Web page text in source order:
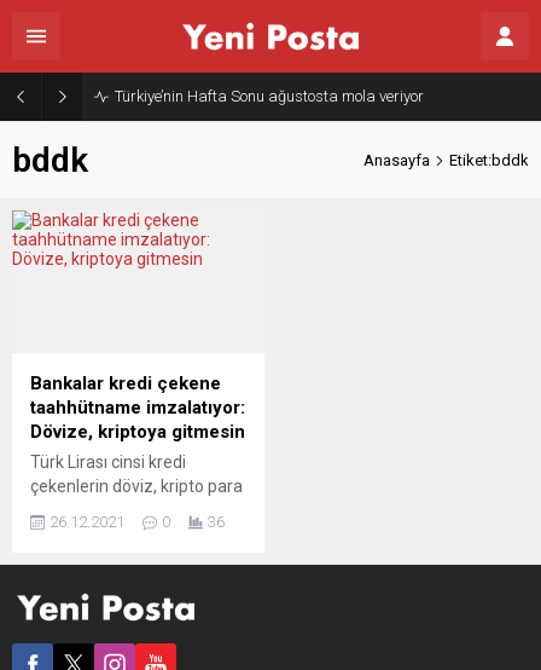
Türkiye’nin Hafta Sonu ağustosta mola veriyor
bddk Anasayfa Etiket:bddk
Bankalar kredi çekene
taahhütname imzalatıyor:
Dövize, kriptoya gitmesin
Türk Lirası cinsi kredi
çekenlerin döviz, kripto para
engellemeleri için Bankacılık
bankalar, müşterilerine
başladı. Cumhurbaşkanı
26.12.2021 0 36